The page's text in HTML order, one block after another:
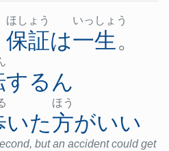
ほし ょう
保証は
いっ しょ う
一生。
する ん
いた
ほう
方がいい
but an accident could get